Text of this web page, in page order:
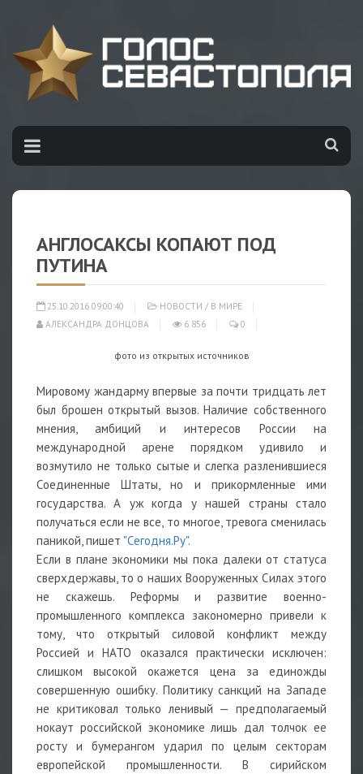
АНГЛОСАКСЫ КОПАЮТ ПОД
ПУТИНА
25.10.2016 09:00:40 НОВОСТИ / В МИРЕ
АЛЕКСАНДРА ДОНЦОВА
6 856 0
фото из открытых источников
Мировому жандарму впервые за почти тридцать лет
был брошен открытый вызов. Наличие собственного
мнения, амбиций и интересов России на
международной арене порядком удивило и
возмутило не только сытые и слегка разленившиеся
Соединенные Штаты, но и прикормленные ими
государства. А уж когда у нашей страны стало
получаться если не все, то многое, тревога сменилась
паникой, пишет "Сегодня.Ру".
Если в плане экономики мы пока далеки от статуса
сверхдержавы, то о наших Вооруженных Силах этого
не скажешь. Реформы и развитие военно-
промышленного комплекса закономерно привели к
тому, что открытый силовой конфликт между
Россией и НАТО оказался практически исключен:
слишком высокой окажется цена за единожды
совершенную ошибку. Политику санкций на Западе
не критиковал только ленивый — предполагаемый
нокаут российской экономике лишь дал толчок ее
росту и бумерангом ударил по целым секторам
европейской промышленности. В сирийском